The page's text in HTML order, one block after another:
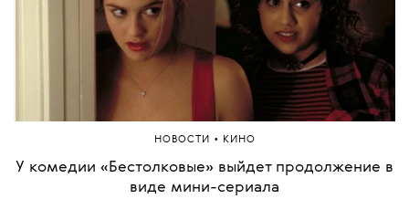
НОВОСТИ • КИНО
У комедии «Бестолковые» выйдет продолжение в
виде мини-сериала